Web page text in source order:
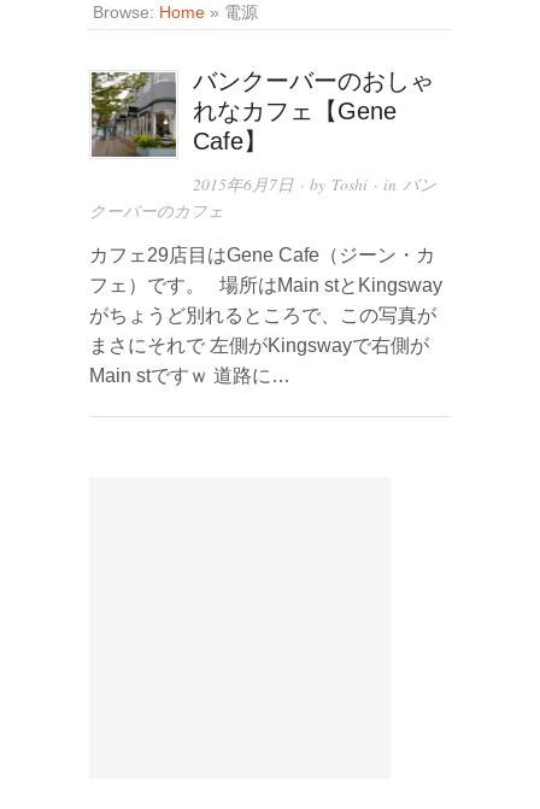
Browse: Home » 電源
バンクーバーのおしゃ
れなカフェ【Gene
Cafe】
2015年6月7日 · by Toshi · inバン
クーバーのカフェ
カフェ29店目はGene Cafe（ジーン・カ
フェ）です。 場所はMain stとKingsway
がちょうど別れるところで、この写真が
まさにそれで 左側がKingswayで右側が
Main stですｗ 道路に…